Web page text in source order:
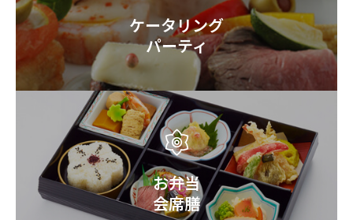
ケータリング
パーティ
お弁当
会席膳